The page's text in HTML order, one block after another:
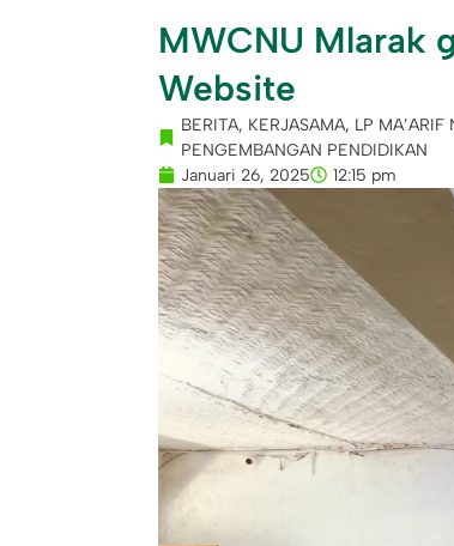
MWCNU Mlarak
Website
BERITA, KERJASAMA, LP MA’ARIF
PENGEMBANGAN PENDIDIKAN
Januari 26, 2025
12:15 pm